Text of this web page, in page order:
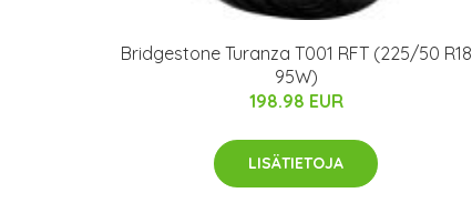
Bridgestone Turanza T001 RFT (225/50 R18
95W)
198.98 EUR
LISÄTIETOJA